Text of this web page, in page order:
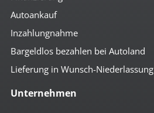
Autoankauf
Inzahlungnahme
Bargeldlos bezahlen bei Autoland
Lieferung in Wunsch-Niederlassung
Unternehmen